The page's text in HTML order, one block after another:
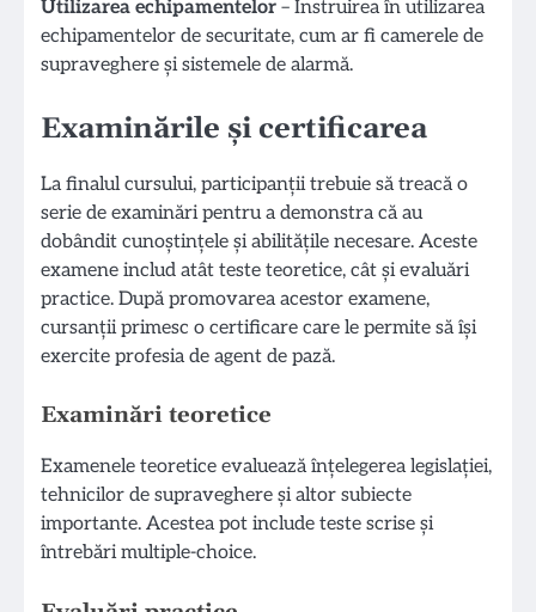
Utilizarea echipamentelor – Instruirea în utilizarea
echipamentelor de securitate, cum ar fi camerele de
supraveghere și sistemele de alarmă.
Examinările și certificarea
La finalul cursului, participanții trebuie să treacă o
serie de examinări pentru a demonstra că au
dobândit cunoștințele și abilitățile necesare. Aceste
examene includ atât teste teoretice, cât și evaluări
practice. După promovarea acestor examene,
cursanții primesc o certificare care le permite să își
exercite profesia de agent de pază.
Examinări teoretice
Examenele teoretice evaluează înțelegerea legislației,
tehnicilor de supraveghere și altor subiecte
importante. Acestea pot include teste scrise și
întrebări multiple-choice.